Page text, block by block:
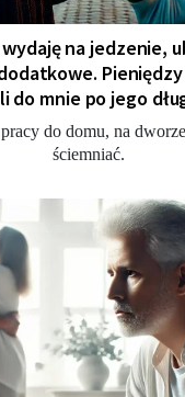
wydaję na jedzenie,
do mnie po jego
do domu, na
ściemniać.